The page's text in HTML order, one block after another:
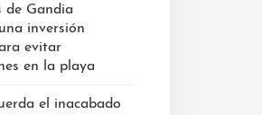
de Gandia
inversión
evitar
en la playa
el inacabado